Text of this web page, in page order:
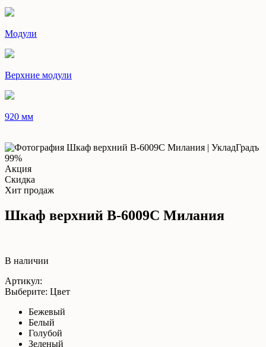
Модули
Верхние модули
920 мм
99%
Акция
Скидка
Хит продаж
Шкаф верхний В-6009С Милания
В наличии
Артикул:
Выберите: Цвет
Бежевый
Белый
Голубой
Зеленый